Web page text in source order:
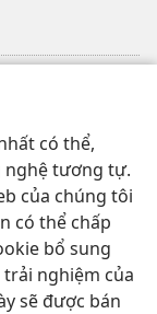
có thể,
nghệ tương tự.
của chúng tôi
có thể chấp
bổ sung
nghiệm của
sẽ được bán